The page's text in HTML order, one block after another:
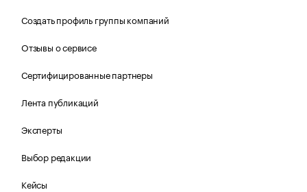
Создать профиль группы компаний
Отзывы о сервисе
Сертифицированные партнеры
Лента публикаций
Эксперты
Выбор редакции
Кейсы